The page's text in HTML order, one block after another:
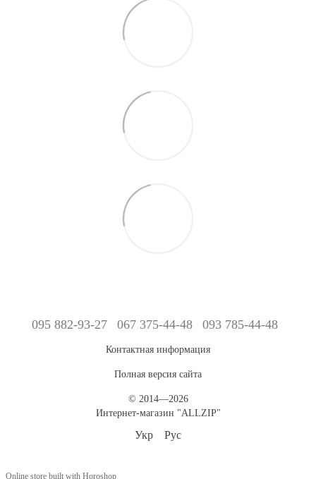
095 882-93-27 067 375-44-48 093 785-44-48
Контактная информация
Полная версия сайта
© 2014—2026
Интернет-магазин "ALLZIP"
Укр Рус
Online store built with Horoshop